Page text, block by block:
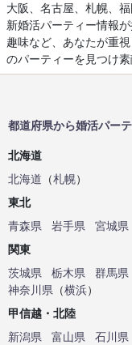
大阪、名古屋、札幌、
新婚活パーティー情報
趣味など、あなたが重
のパーティーを見つけ
都道府県から婚活パー
北海道
北海道 （札幌）
東北
青森県
岩手県 宮城県
関東
茨城県
栃木県 群馬県
神奈川県 （横浜）
甲信越・北陸
新潟県
富山県 石川県